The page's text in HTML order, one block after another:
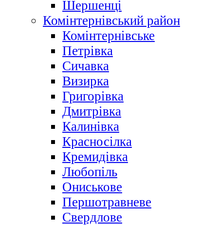
Шершенці
Комінтернівський район
Комінтернівське
Петрівка
Сичавка
Визирка
Григорівка
Дмитрівка
Калинівка
Красносілка
Кремидівка
Любопіль
Ониськове
Першотравневе
Свердлове